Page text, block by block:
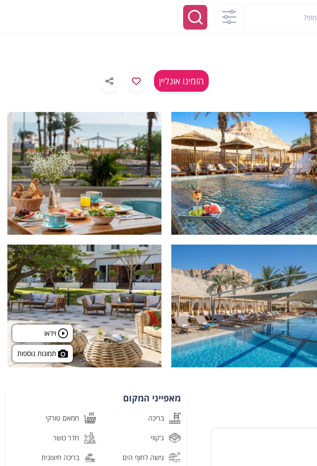
מתי?
הזמינו אונליין
וידאו
תמונות נוספות
מאפייני המקום
בריכה חמאם טורקי
ג'קוזי חדר כושר
גישה לחוף הים בריכה חיצונית